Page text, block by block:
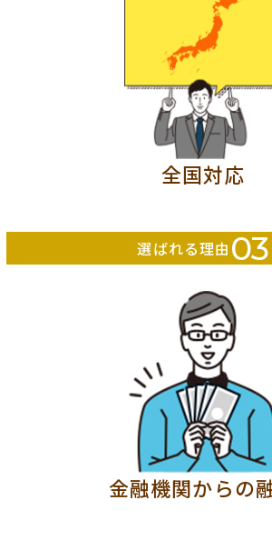
全国対応
選ばれる理由 03
金融機関からの